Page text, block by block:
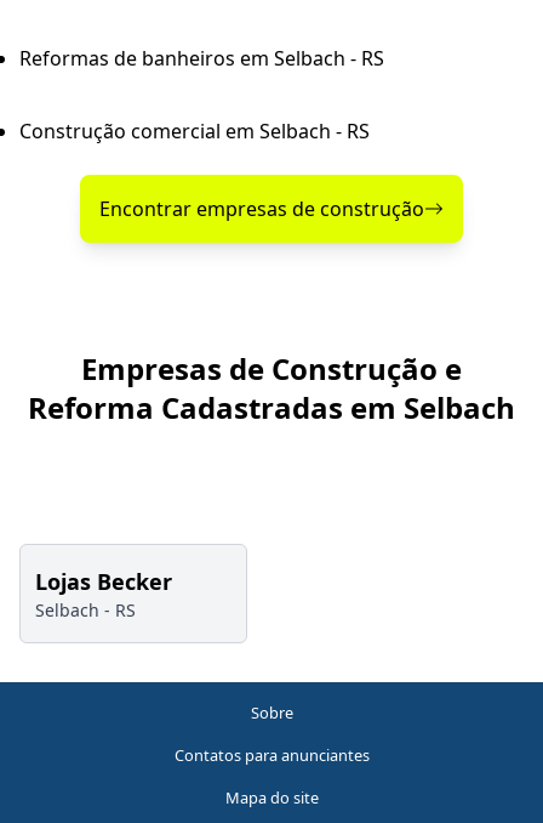
Reformas de banheiros em Selbach - RS
Construção comercial em Selbach - RS
Encontrar empresas de construção
Empresas de Construção e
Reforma Cadastradas em Selbach
Lojas Becker
Selbach - RS
Sobre
Contatos para anunciantes
Mapa do site